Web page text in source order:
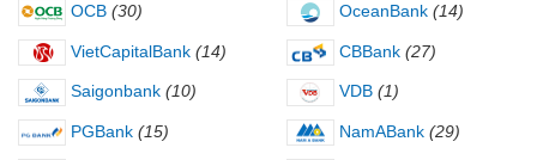
OCB (30) OceanBank (14)
VietCapitalBank (14) CBBank (27)
Saigonbank (10) VDB (1)
PGBank (15) NamABank (29)